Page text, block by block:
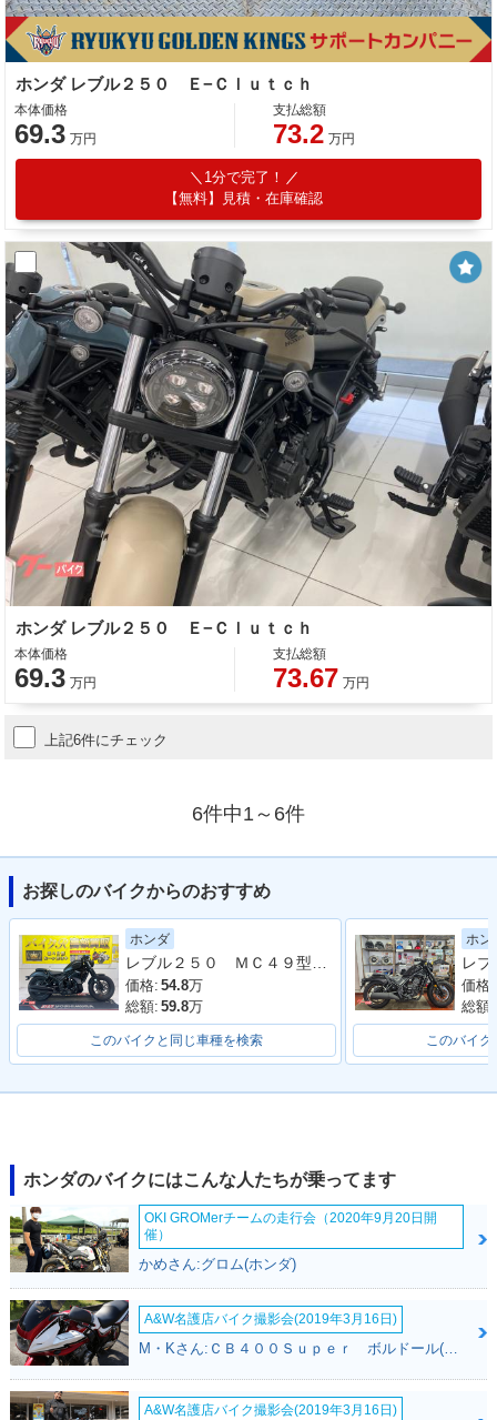
ホンダ レブル２５０ Ｅ−Ｃｌｕｔｃｈ
本体価格
69.3 万円
支払総額
73.2 万円
1分で完了！
【無料】見積・在庫確認
ホンダ レブル２５０ Ｅ−Ｃｌｕｔｃｈ
本体価格
69.3 万円
支払総額
73.67 万円
上記6件にチェック
6件中1～6件
お探しのバイクからのおすすめ
ホンダ
価格: 54.8万
総額: 59.8万
このバイクと同じ車種を検索
ホン
価格:
総額:
このバイ
ホンダのバイクにはこんな人たちが乗ってます
OKI GROMerチームの走行会（2020年9月20日開
催）
かめさん:グロム(ホンダ)
A&W名護店バイク撮影会(2019年3月16日)
M・Kさん:ＣＢ４００Ｓｕｐｅｒ ボルドール(ホンダ)
A&W名護店バイク撮影会(2019年3月16日)